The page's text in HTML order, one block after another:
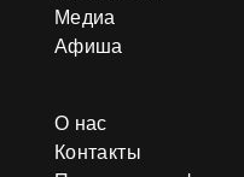
Медиа
Афиша
О нас
Контакты